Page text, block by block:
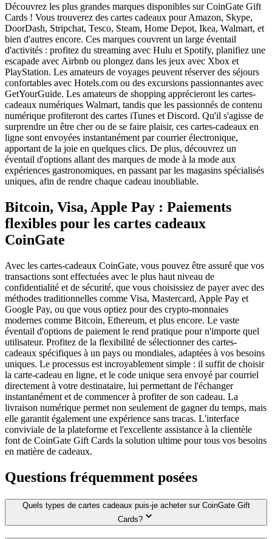
Découvrez les plus grandes marques disponibles sur CoinGate Gift
Cards ! Vous trouverez des cartes cadeaux pour Amazon, Skype,
DoorDash, Stripchat, Tesco, Steam, Home Depot, Ikea, Walmart, et
bien d'autres encore. Ces marques couvrent un large éventail
d'activités : profitez du streaming avec Hulu et Spotify, planifiez une
escapade avec Airbnb ou plongez dans les jeux avec Xbox et
PlayStation. Les amateurs de voyages peuvent réserver des séjours
confortables avec Hotels.com ou des excursions passionnantes avec
GetYourGuide. Les amateurs de shopping apprécieront les cartes-
cadeaux numériques Walmart, tandis que les passionnés de contenu
numérique profiteront des cartes iTunes et Discord. Qu'il s'agisse de
surprendre un être cher ou de se faire plaisir, ces cartes-cadeaux en
ligne sont envoyées instantanément par courrier électronique,
apportant de la joie en quelques clics. De plus, découvrez un
éventail d'options allant des marques de mode à la mode aux
expériences gastronomiques, en passant par les magasins spécialisés
uniques, afin de rendre chaque cadeau inoubliable.
Bitcoin, Visa, Apple Pay : Paiements
flexibles pour les cartes cadeaux
CoinGate
Avec les cartes-cadeaux CoinGate, vous pouvez être assuré que vos
transactions sont effectuées avec le plus haut niveau de
confidentialité et de sécurité, que vous choisissiez de payer avec des
méthodes traditionnelles comme Visa, Mastercard, Apple Pay et
Google Pay, ou que vous optiez pour des crypto-monnaies
modernes comme Bitcoin, Ethereum, et plus encore. Le vaste
éventail d'options de paiement le rend pratique pour n'importe quel
utilisateur. Profitez de la flexibilité de sélectionner des cartes-
cadeaux spécifiques à un pays ou mondiales, adaptées à vos besoins
uniques. Le processus est incroyablement simple : il suffit de choisir
la carte-cadeau en ligne, et le code unique sera envoyé par courriel
directement à votre destinataire, lui permettant de l'échanger
instantanément et de commencer à profiter de son cadeau. La
livraison numérique permet non seulement de gagner du temps, mais
elle garantit également une expérience sans tracas. L'interface
conviviale de la plateforme et l'excellente assistance à la clientèle
font de CoinGate Gift Cards la solution ultime pour tous vos besoins
en matière de cadeaux.
Questions fréquemment posées
Quels types de cartes cadeaux puis-je acheter sur CoinGate Gift
Cards?